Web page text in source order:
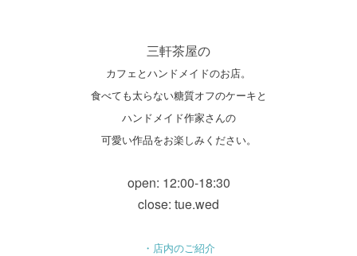
三軒茶屋の
カフェとハンドメイドのお店。
食べても太らない糖質オフのケーキと
ハンドメイド作家さんの
可愛い作品をお楽しみください。
open: 12:00-18:30
close: tue.wed
・店内のご紹介